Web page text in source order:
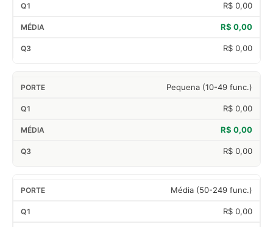
R$ 0,00
R$ 0,00
R$ 0,00
Pequena (10-49 func.)
R$ 0,00
R$ 0,00
R$ 0,00
Média (50-249 func.)
R$ 0,00